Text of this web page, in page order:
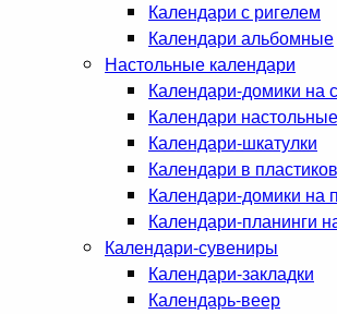
Календари с ригелем
Календари альбомные
Настольные календари
Календари-домики на
Календари
Календари-шкатулки
Календари в
Календари-домики на
Календари-планинги
Календари-сувениры
Календари-закладки
Календарь-веер